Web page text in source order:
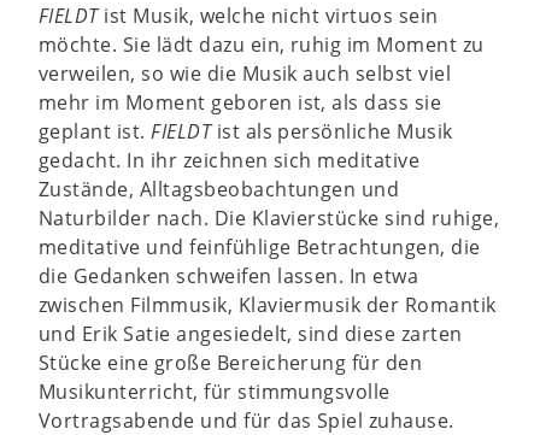
FIELDTist Musik, welche nicht virtuos sein
möchte. Sie lädt dazu ein, ruhig im Moment zu
verweilen, so wie die Musik auch selbst viel
mehr im Moment geboren ist, als dass sie
geplant ist.FIELDTist als persönliche Musik
gedacht. In ihr zeichnen sich meditative
Zustände, Alltagsbeobachtungen und
Naturbilder nach. Die Klavierstücke sind ruhige,
meditative und feinfühlige Betrachtungen, die
die Gedanken schweifen lassen. In etwa
zwischen Filmmusik, Klaviermusik der Romantik
und Erik Satie angesiedelt, sind diese zarten
Stücke eine große Bereicherung für den
Musikunterricht, für stimmungsvolle
Vortragsabende und für das Spiel zuhause.